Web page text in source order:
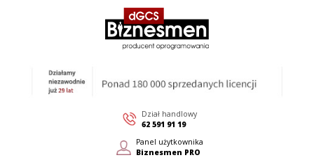
Dział handlowy
62 591 91 19
Panel użytkownika
Biznesmen PRO